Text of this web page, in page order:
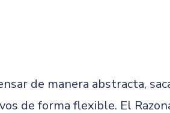
de manera abstracta,
de forma flexible. El